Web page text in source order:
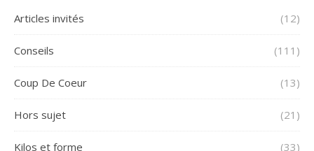
Articles invités (12)
Conseils (111)
Coup De Coeur (13)
Hors sujet (21)
Kilos et forme (33)